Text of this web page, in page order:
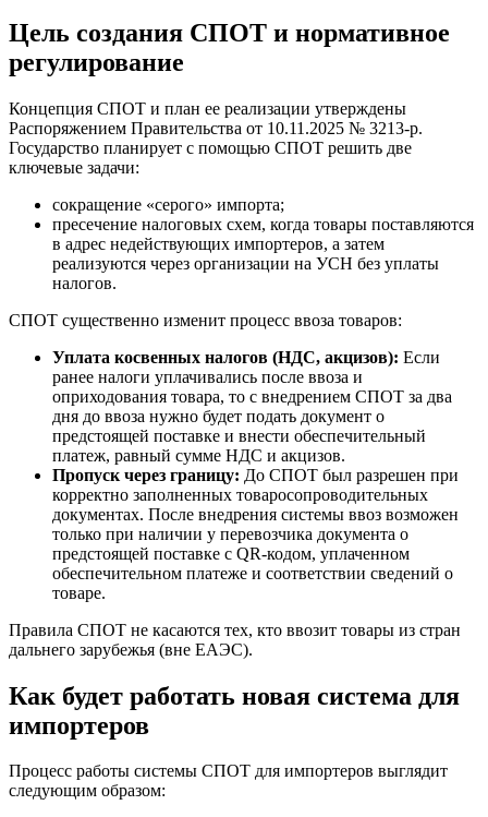
Цель создания СПОТ и нормативное
регулирование
Концепция СПОТ и план ее реализации утверждены
Распоряжением Правительства от 10.11.2025 № 3213-р.
Государство планирует с помощью СПОТ решить две
ключевые задачи:
сокращение «серого» импорта;
пресечение налоговых схем, когда товары поставляются
в адрес недействующих импортеров, а затем
реализуются через организации на УСН без уплаты
налогов.
СПОТ существенно изменит процесс ввоза товаров:
Уплата косвенных налогов (НДС, акцизов): Если
ранее налоги уплачивались после ввоза и
оприходования товара, то с внедрением СПОТ за два
дня до ввоза нужно будет подать документ о
предстоящей поставке и внести обеспечительный
платеж, равный сумме НДС и акцизов.
Пропуск через границу: До СПОТ был разрешен при
корректно заполненных товаросопроводительных
документах. После внедрения системы ввоз возможен
только при наличии у перевозчика документа о
предстоящей поставке с QR-кодом, уплаченном
обеспечительном платеже и соответствии сведений о
товаре.
Правила СПОТ не касаются тех, кто ввозит товары из стран
дальнего зарубежья (вне ЕАЭС).
Как будет работать новая система для
импортеров
Процесс работы системы СПОТ для импортеров выглядит
следующим образом: